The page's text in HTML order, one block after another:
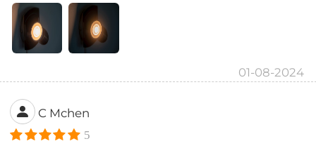
01-08-2024
C Mchen
5